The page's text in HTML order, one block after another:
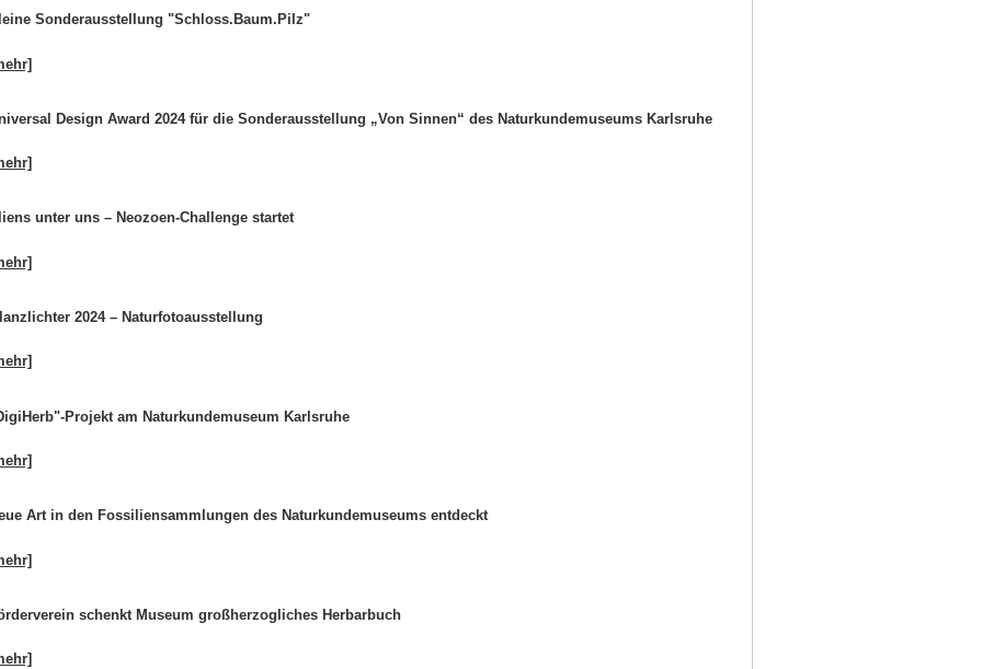
Sonderausstellung "Schloss.Baum.Pilz"
Design Award 2024 für die Sonderausstellung „Von Sinnen“ des Naturkundemuseums Karlsruhe
unter uns – Neozoen-Challenge startet
2024 – Naturfotoausstellung
Projekt am Naturkundemuseum Karlsruhe
Art in den Fossiliensammlungen des Naturkundemuseums entdeckt
schenkt Museum großherzogliches Herbarbuch